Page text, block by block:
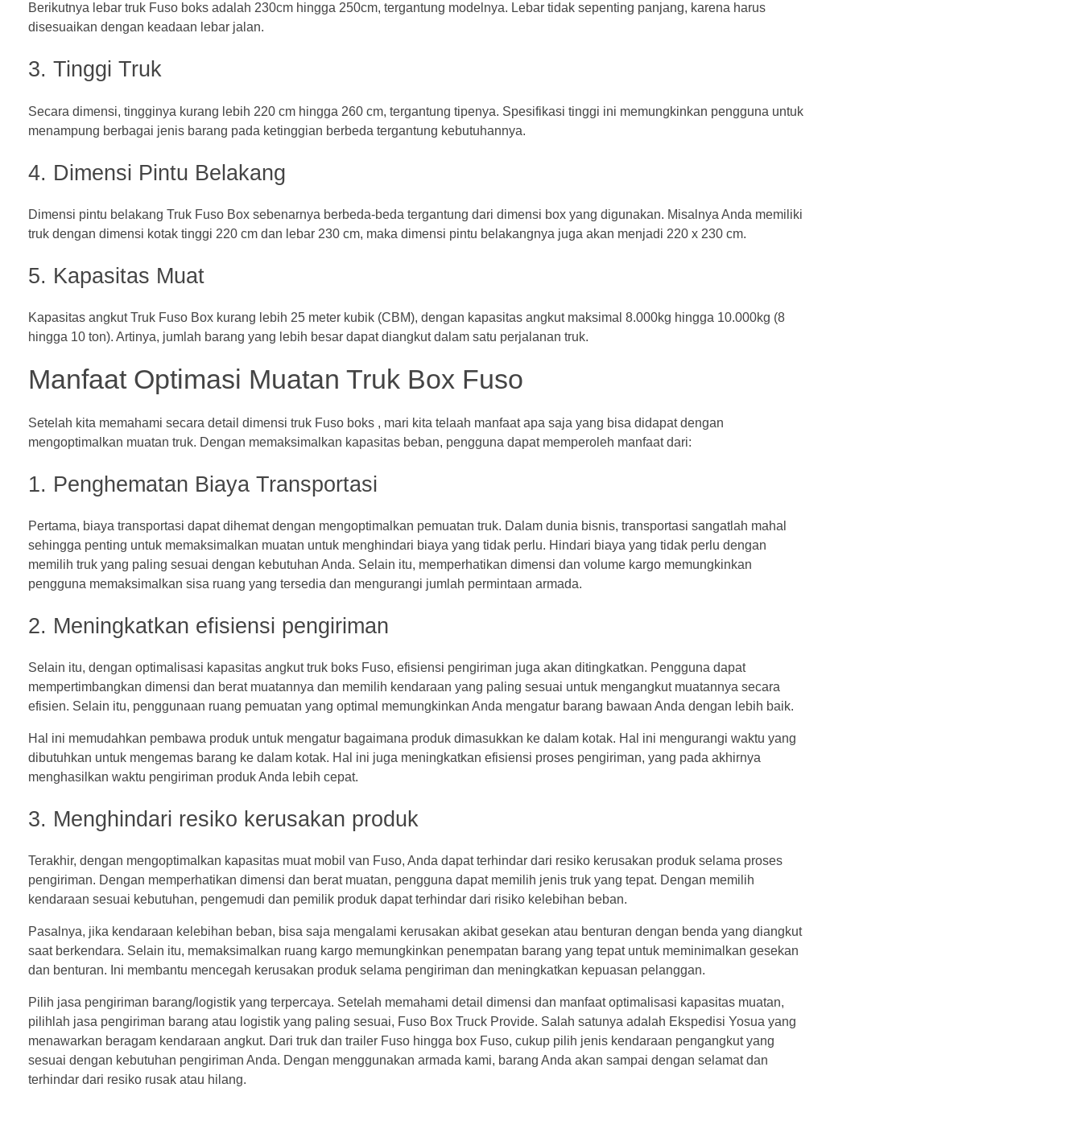
Berikutnya lebar truk Fuso boks adalah 230cm hingga 250cm, tergantung modelnya. Lebar tidak sepenting panjang, karena harus
disesuaikan dengan keadaan lebar jalan.
3. Tinggi Truk
Secara dimensi, tingginya kurang lebih 220 cm hingga 260 cm, tergantung tipenya. Spesifikasi tinggi ini memungkinkan pengguna untuk
menampung berbagai jenis barang pada ketinggian berbeda tergantung kebutuhannya.
4. Dimensi Pintu Belakang
Dimensi pintu belakang Truk Fuso Box sebenarnya berbeda-beda tergantung dari dimensi box yang digunakan. Misalnya Anda memiliki
truk dengan dimensi kotak tinggi 220 cm dan lebar 230 cm, maka dimensi pintu belakangnya juga akan menjadi 220 x 230 cm.
5. Kapasitas Muat
Kapasitas angkut Truk Fuso Box kurang lebih 25 meter kubik (CBM), dengan kapasitas angkut maksimal 8.000kg hingga 10.000kg (8
hingga 10 ton). Artinya, jumlah barang yang lebih besar dapat diangkut dalam satu perjalanan truk.
Manfaat Optimasi Muatan Truk Box Fuso
Setelah kita memahami secara detail dimensi truk Fuso boks , mari kita telaah manfaat apa saja yang bisa didapat dengan
mengoptimalkan muatan truk. Dengan memaksimalkan kapasitas beban, pengguna dapat memperoleh manfaat dari:
1. Penghematan Biaya Transportasi
Pertama, biaya transportasi dapat dihemat dengan mengoptimalkan pemuatan truk. Dalam dunia bisnis, transportasi sangatlah mahal
sehingga penting untuk memaksimalkan muatan untuk menghindari biaya yang tidak perlu. Hindari biaya yang tidak perlu dengan
memilih truk yang paling sesuai dengan kebutuhan Anda. Selain itu, memperhatikan dimensi dan volume kargo memungkinkan
pengguna memaksimalkan sisa ruang yang tersedia dan mengurangi jumlah permintaan armada.
2. Meningkatkan efisiensi pengiriman
Selain itu, dengan optimalisasi kapasitas angkut truk boks Fuso, efisiensi pengiriman juga akan ditingkatkan. Pengguna dapat
mempertimbangkan dimensi dan berat muatannya dan memilih kendaraan yang paling sesuai untuk mengangkut muatannya secara
efisien. Selain itu, penggunaan ruang pemuatan yang optimal memungkinkan Anda mengatur barang bawaan Anda dengan lebih baik.
Hal ini memudahkan pembawa produk untuk mengatur bagaimana produk dimasukkan ke dalam kotak. Hal ini mengurangi waktu yang
dibutuhkan untuk mengemas barang ke dalam kotak. Hal ini juga meningkatkan efisiensi proses pengiriman, yang pada akhirnya
menghasilkan waktu pengiriman produk Anda lebih cepat.
3. Menghindari resiko kerusakan produk
Terakhir, dengan mengoptimalkan kapasitas muat mobil van Fuso, Anda dapat terhindar dari resiko kerusakan produk selama proses
pengiriman. Dengan memperhatikan dimensi dan berat muatan, pengguna dapat memilih jenis truk yang tepat. Dengan memilih
kendaraan sesuai kebutuhan, pengemudi dan pemilik produk dapat terhindar dari risiko kelebihan beban.
Pasalnya, jika kendaraan kelebihan beban, bisa saja mengalami kerusakan akibat gesekan atau benturan dengan benda yang diangkut
saat berkendara. Selain itu, memaksimalkan ruang kargo memungkinkan penempatan barang yang tepat untuk meminimalkan gesekan
dan benturan. Ini membantu mencegah kerusakan produk selama pengiriman dan meningkatkan kepuasan pelanggan.
Pilih jasa pengiriman barang/logistik yang terpercaya. Setelah memahami detail dimensi dan manfaat optimalisasi kapasitas muatan,
pilihlah jasa pengiriman barang atau logistik yang paling sesuai, Fuso Box Truck Provide. Salah satunya adalah Ekspedisi Yosua yang
menawarkan beragam kendaraan angkut. Dari truk dan trailer Fuso hingga box Fuso, cukup pilih jenis kendaraan pengangkut yang
sesuai dengan kebutuhan pengiriman Anda. Dengan menggunakan armada kami, barang Anda akan sampai dengan selamat dan
terhindar dari resiko rusak atau hilang.